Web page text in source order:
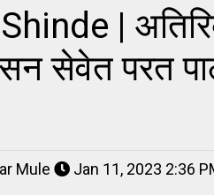
|
सेवेत परत
Mule
Jan 11, 2023 2:36